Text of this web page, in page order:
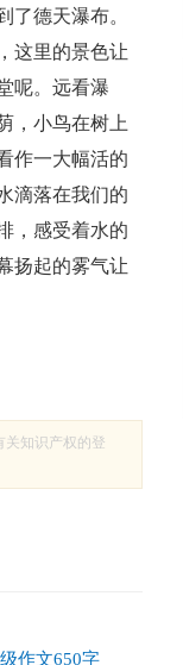
德天瀑布。
这里的景色让
呢。远看瀑
，小鸟在树上
作一大幅活的
滴落在我们的
，感受着水的
扬起的雾气让
关知识产权的登
作文650字